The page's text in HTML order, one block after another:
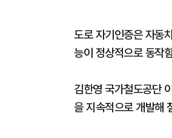
도로 자기인증은 자동
능이 정상적으로 동작
김한영 국가철도공단
을 지속적으로 개발해